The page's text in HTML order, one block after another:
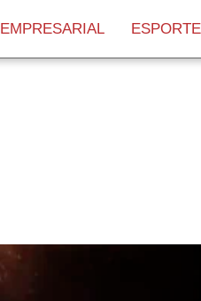
EMPRESARIAL ESPORTE